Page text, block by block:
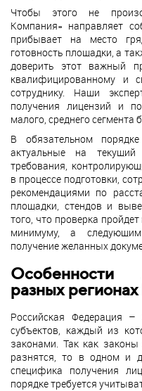
Чтобы этого не
Компания» направляет
прибывает на место
готовность площадки, а
доверить этот важный
квалифицированному и
сотруднику. Наши
получения лицензий и
малого, среднего сегмента
В обязательном
актуальные на
требования,
в процессе подготовки,
рекомендациями по
площадки, стендов и
того, что проверка
минимуму, а
получение желанных
Особенности
разных
Российская Федерация
субъектов, каждый из
законами. Так как законы
разнятся, то в одном и
специфика получения
порядке требуется